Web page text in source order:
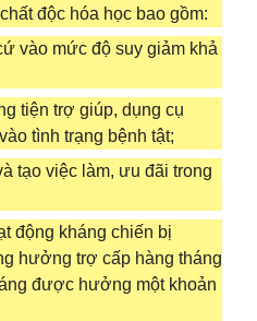
độc hóa học bao gồm:
vào mức độ suy giảm khả
tiện trợ giúp, dụng cụ
tình trạng bệnh tật;
tạo việc làm, ưu đãi trong
động kháng chiến bị
hưởng trợ cấp hàng tháng
được hưởng một khoản